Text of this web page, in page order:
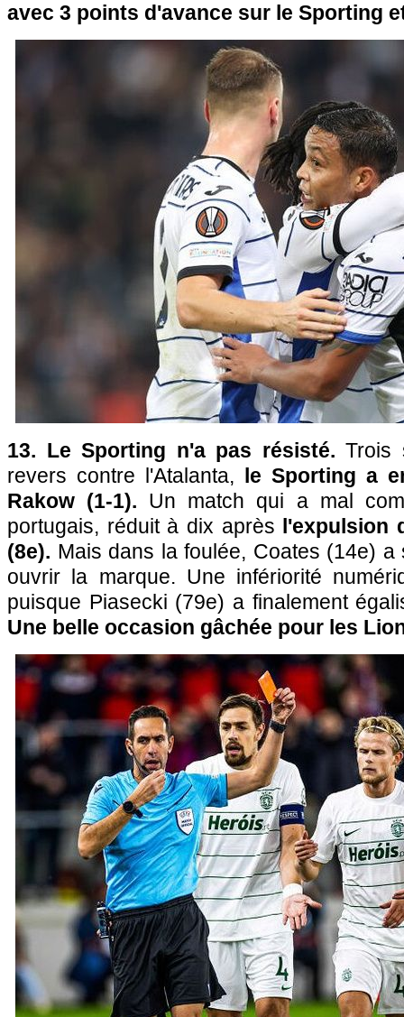
avec 3 points d'avance sur le Sporting
13. Le Sporting n'a pas résisté. Trois
revers contre l'Atalanta, le Sporting a
Rakow (1-1). Un match qui a mal
portugais, réduit à dix après l'expulsion
(8e). Mais dans la foulée, Coates (14e)
ouvrir la marque. Une infériorité
puisque Piasecki (79e) a finalement
Une belle occasion gâchée pour les